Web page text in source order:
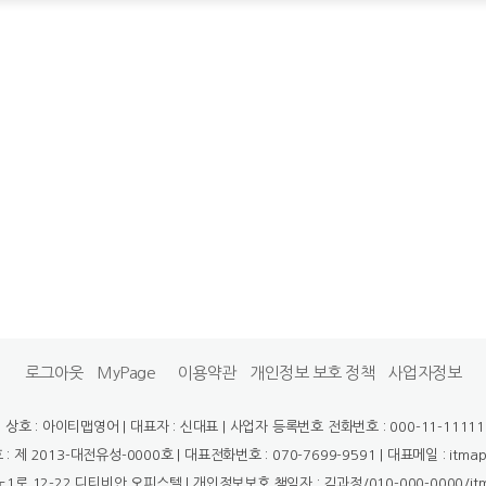
로그아웃 MyPage 이용약관 개인정보 보호 정책 사업자정보
상호 : 아이티맵영어 | 대표자 : 신대표 | 사업자 등록번호 전화번호 : 000-11-11111
: 제 2013-대전유성-0000호 | 대표전화번호 : 070-7699-9591 | 대표메일 :